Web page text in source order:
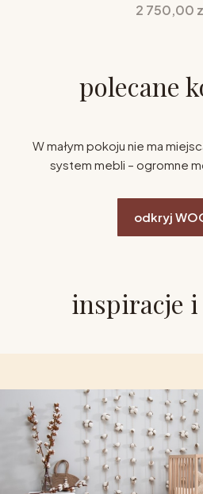
Cena
2 750,00
polecane
W małym pokoju nie ma
system mebli – ogromne
odkryj
inspiracje